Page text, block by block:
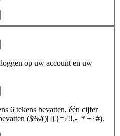
op uw account en uw
6 tekens bevatten, één cijfer
($%/()[]{}=?!!,-_*|+~#).